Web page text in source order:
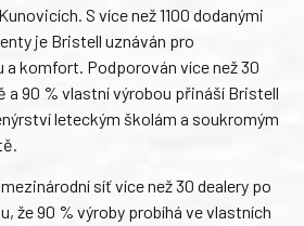
S více než 1100 dodanými
je Bristell uznáván pro
komfort. Podporován více než 30
a 90 % vlastní výrobou přináší Bristell
leteckým školám a soukromým
síť více než 30 dealery po
že 90 % výroby probíhá ve vlastních